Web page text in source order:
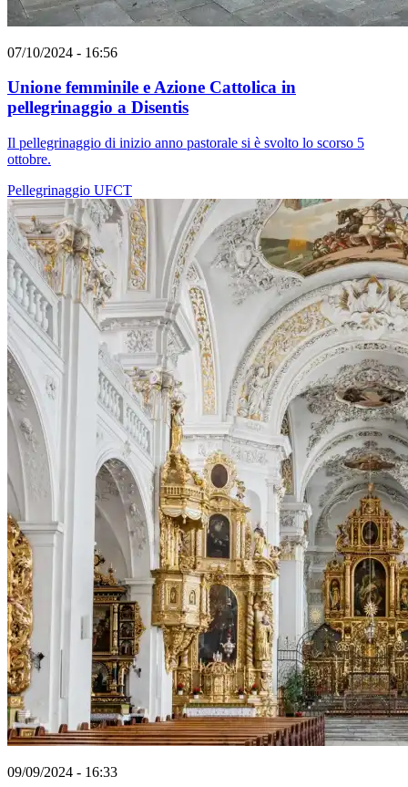
07/10/2024 - 16:56
Unione femminile e Azione Cattolica in
pellegrinaggio a Disentis
Il pellegrinaggio di inizio anno pastorale si è svolto lo scorso 5
ottobre.
Pellegrinaggio UFCT
09/09/2024 - 16:33